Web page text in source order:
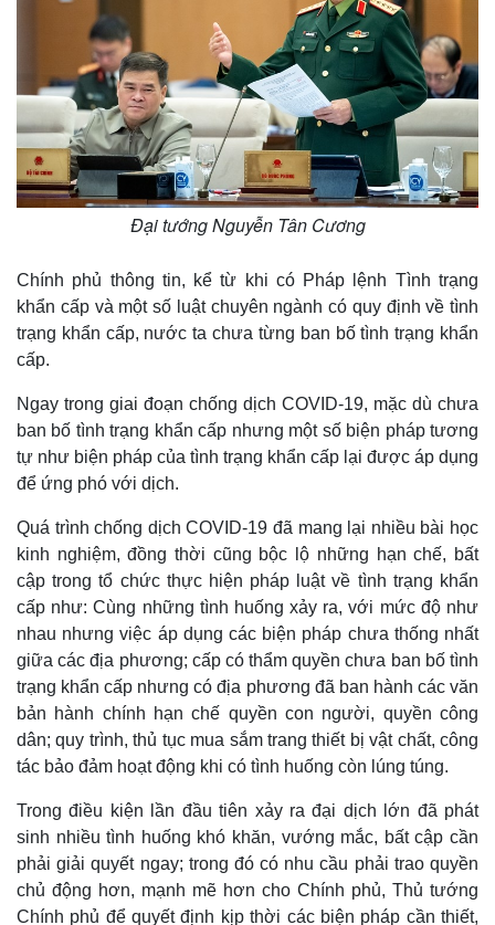
Thế giới
Quan sát
Cuộc sống đó đây
Hồ sơ
Video
Ảnh
E-Magazine
Infographic
Đại tướng Nguyễn Tân Cương
Chính phủ thông tin, kể từ khi có Pháp lệnh Tình trạng
khẩn cấp và một số luật chuyên ngành có quy định về tình
trạng khẩn cấp, nước ta chưa từng ban bố tình trạng khẩn
cấp.
Ngay trong giai đoạn chống dịch COVID-19, mặc dù chưa
ban bố tình trạng khẩn cấp nhưng một số biện pháp tương
tự như biện pháp của tình trạng khẩn cấp lại được áp dụng
để ứng phó với dịch.
Quá trình chống dịch COVID-19 đã mang lại nhiều bài học
kinh nghiệm, đồng thời cũng bộc lộ những hạn chế, bất
cập trong tổ chức thực hiện pháp luật về tình trạng khẩn
cấp như: Cùng những tình huống xảy ra, với mức độ như
nhau nhưng việc áp dụng các biện pháp chưa thống nhất
giữa các địa phương; cấp có thẩm quyền chưa ban bố tình
trạng khẩn cấp nhưng có địa phương đã ban hành các văn
bản hành chính hạn chế quyền con người, quyền công
dân; quy trình, thủ tục mua sắm trang thiết bị vật chất, công
tác bảo đảm hoạt động khi có tình huống còn lúng túng.
Trong điều kiện lần đầu tiên xảy ra đại dịch lớn đã phát
sinh nhiều tình huống khó khăn, vướng mắc, bất cập cần
phải giải quyết ngay; trong đó có nhu cầu phải trao quyền
chủ động hơn, mạnh mẽ hơn cho Chính phủ, Thủ tướng
Chính phủ để quyết định kịp thời các biện pháp cần thiết,